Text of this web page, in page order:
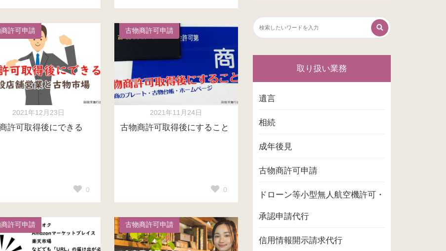
許可申請
2021年12月23日
許可取得後にできる
0
古物商許可申請
2021年11月24日
古物商許可取得後にすること
0
許可申請 古物商許可申請
取り扱い業務
遺言
相続
成年後見
古物商許可申請
ドローン等小型無人航空機許可・
承認申請代行
信用情報開示請求代行